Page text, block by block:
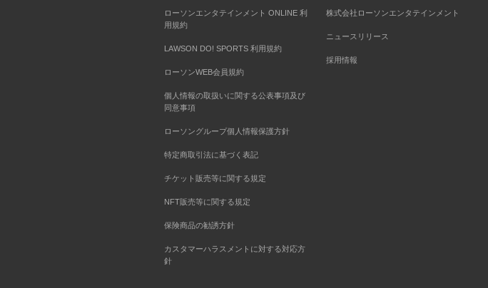
ローソンエンタテインメント ONLINE 利
用規約
LAWSON DO! SPORTS 利用規約
ローソンWEB会員規約
個人情報の取扱いに関する公表事項及び
同意事項
ローソングループ個人情報保護方針
特定商取引法に基づく表記
チケット販売等に関する規定
NFT販売等に関する規定
保険商品の勧誘方針
カスタマーハラスメントに対する対応方
針
株式会社ローソンエンタテインメント
ニュースリリース
採用情報